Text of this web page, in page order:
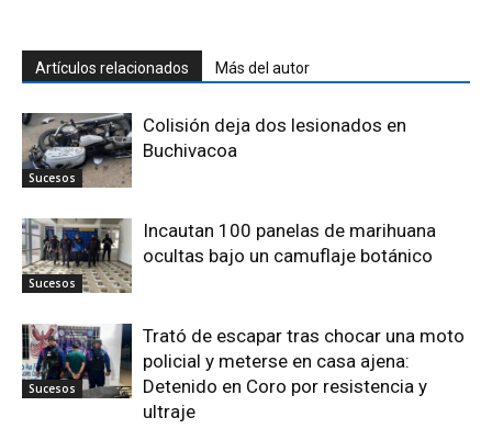
Artículos relacionados Más del autor
Sucesos
Colisión deja dos lesionados en
Buchivacoa
Sucesos
Incautan 100 panelas de marihuana
ocultas bajo un camuflaje botánico
Sucesos
Trató de escapar tras chocar una moto
policial y meterse en casa ajena:
Detenido en Coro por resistencia y
ultraje